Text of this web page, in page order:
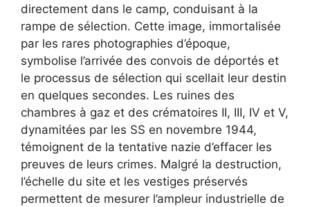
directement dans le camp, conduisant à la
rampe de sélection. Cette image, immortalisée
par les rares photographies d’époque,
symbolise l’arrivée des convois de déportés et
le processus de sélection qui scellait leur destin
en quelques secondes. Les ruines des
chambres à gaz et des crématoires II, III, IV et V,
dynamitées par les SS en novembre 1944,
témoignent de la tentative nazie d’effacer les
preuves de leurs crimes. Malgré la destruction,
l’échelle du site et les vestiges préservés
permettent de mesurer l’ampleur industrielle de